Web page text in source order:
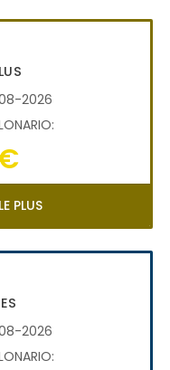
2026
PLUS
2026